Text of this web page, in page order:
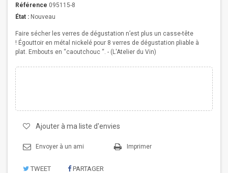
Référence 095115-8
État : Nouveau
Faire sécher les verres de dégustation n’est plus un casse-tête
! Égouttoir en métal nickelé pour 8 verres de dégustation pliable à
plat. Embouts en “caoutchouc “. - (L'Atelier du Vin)
Ajouter à ma liste d'envies
Envoyer à un ami Imprimer
TWEET PARTAGER